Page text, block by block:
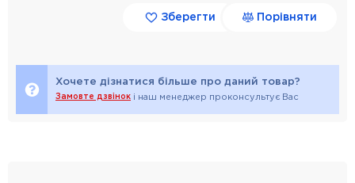
Зберегти Порівняти
Хочете дізнатися більше про даний товар?
Замовте дзвінок і наш менеджер проконсультує Вас